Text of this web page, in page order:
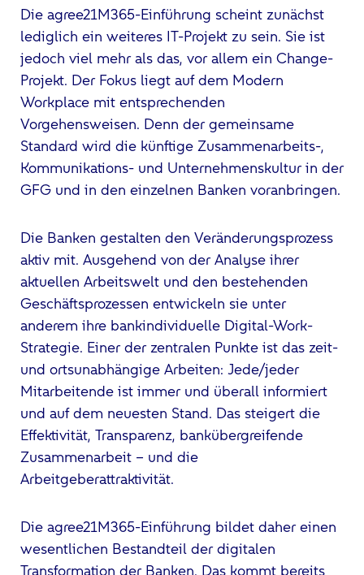
Die agree21M365-Einführung scheint zunächst
lediglich ein weiteres IT-Projekt zu sein. Sie ist
jedoch viel mehr als das, vor allem ein Change-
Projekt. Der Fokus liegt auf dem Modern
Workplace mit entsprechenden
Vorgehensweisen. Denn der gemeinsame
Standard wird die künftige Zusammenarbeits-,
Kommunikations- und Unternehmenskultur in der
GFG und in den einzelnen Banken voranbringen.
Die Banken gestalten den Veränderungsprozess
aktiv mit. Ausgehend von der Analyse ihrer
aktuellen Arbeitswelt und den bestehenden
Geschäftsprozessen entwickeln sie unter
anderem ihre bankindividuelle Digital-Work-
Strategie. Einer der zentralen Punkte ist das zeit-
und ortsunabhängige Arbeiten: Jede/jeder
Mitarbeitende ist immer und überall informiert
und auf dem neuesten Stand. Das steigert die
Effektivität, Transparenz, bankübergreifende
Zusammenarbeit – und die
Arbeitgeberattraktivität.
Die agree21M365-Einführung bildet daher einen
wesentlichen Bestandteil der digitalen
Transformation der Banken. Das kommt bereits